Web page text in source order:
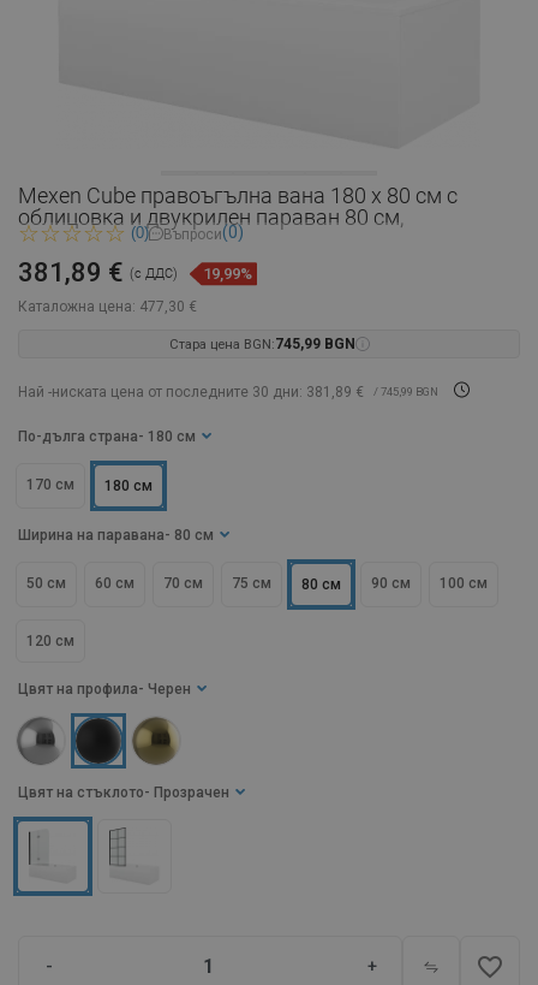
Mexen Cube правоъгълна вана 180 x 80 см с
облицовка и двукрилен параван 80 см,
(0) Въпроси(0)
Каталожна цена: 477,30 €
381,89 € (с ДДС) 19,99%
Стара цена BGN:745,99 BGN
Най -ниската цена от последните 30 дни: 381,89 € / 745,99 BGN
По-дълга страна - 180 см
170 см 180 см
Цвят на стъклото - Прозрачен
Цвят на профила - Черен
Ширина на паравана - 80 см
50 см 60 см 70 см 75 см 80 см 90 см 100 см
120 см
- + favorite_border